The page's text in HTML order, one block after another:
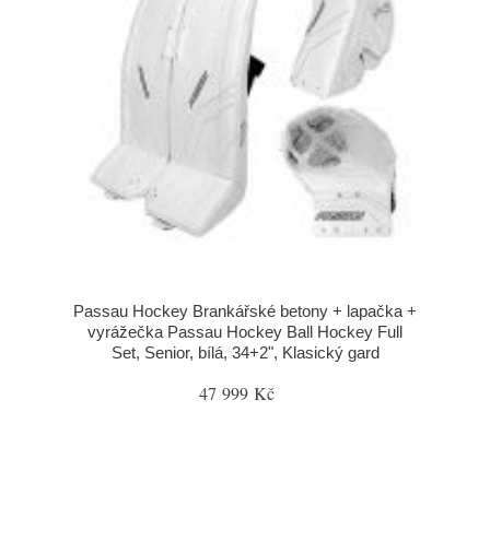
Passau Hockey Brankářské betony + lapačka +
vyrážečka Passau Hockey Ball Hockey Full
Set, Senior, bílá, 34+2", Klasický gard
47 999 Kč